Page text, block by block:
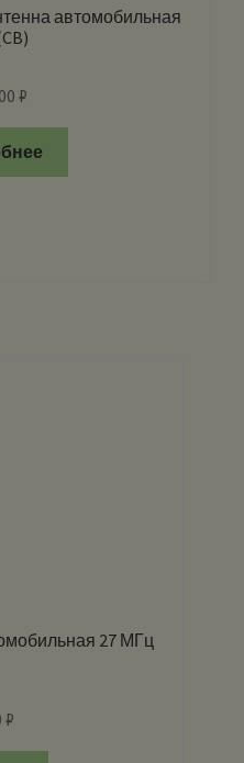
автомобильная
₽
27 МГц
₽